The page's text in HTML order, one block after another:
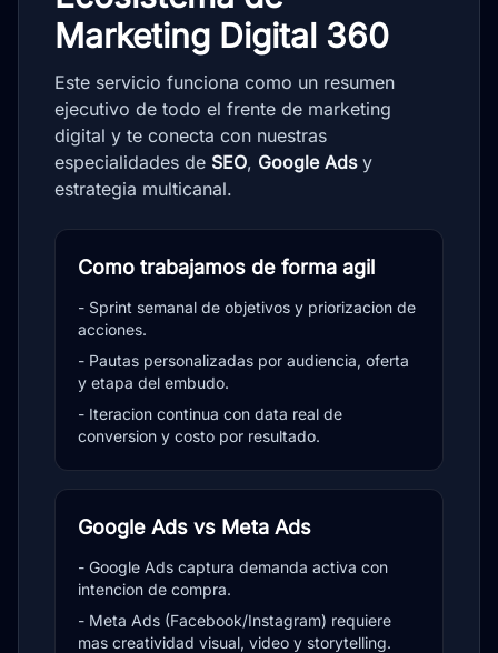
Marketing Digital 360
Este servicio funciona como un resumen
ejecutivo de todo el frente de marketing
digital y te conecta con nuestras
especialidades de SEO, Google Adsy
estrategia multicanal.
Como trabajamos de forma agil
- Sprint semanal de objetivos y priorizacion de
acciones.
- Pautas personalizadas por audiencia, oferta
y etapa del embudo.
- Iteracion continua con data real de
conversion y costo por resultado.
Google Ads vs Meta Ads
- Google Ads captura demanda activa con
intencion de compra.
- Meta Ads (Facebook/Instagram) requiere
mas creatividad visual, video y storytelling.